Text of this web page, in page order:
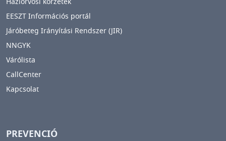
EESZT Információs portál
Járóbeteg Irányítási Rendszer (JIR)
NNGYK
Várólista
CallCenter
Kapcsolat
PREVENCIÓ